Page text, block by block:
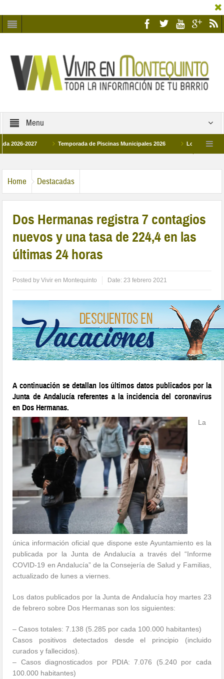
Menu
2027 Temporada de Piscinas Municipales 2026 Los Campus de
Home Destacadas
Dos Hermanas registra 7 contagios
nuevos y una tasa de 224,4 en las
últimas 24 horas
Posted byVivir en Montequinto Date:23 febrero 2021
A continuación se detallan los últimos datos publicados por la
Junta de Andalucía referentes a la incidencia del coronavirus
en Dos Hermanas.
La
única información oficial que dispone este Ayuntamiento es la
publicada por la Junta de Andalucía a través del “Informe
COVID-19 en Andalucía” de la Consejería de Salud y Familias,
actualizado de lunes a viernes.
Los datos publicados por la Junta de Andalucía hoy martes 23
de febrero sobre Dos Hermanas son los siguientes:
– Casos totales: 7.138 (5.285 por cada 100.000 habitantes)
Casos positivos detectados desde el principio (incluido
curados y fallecidos).
– Casos diagnosticados por PDIA: 7.076 (5.240 por cada
100.000 habitantes)